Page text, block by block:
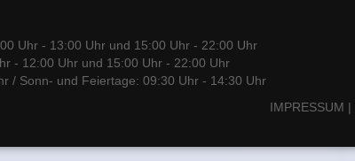
Uhr - 13:00 Uhr und 15:00 Uhr - 22:00 Uhr
- 12:00 Uhr und 15:00 Uhr - 22:00 Uhr
/ Sonn- und Feiertage: 09:30 Uhr - 14:30 Uhr
IMPRESSUM |